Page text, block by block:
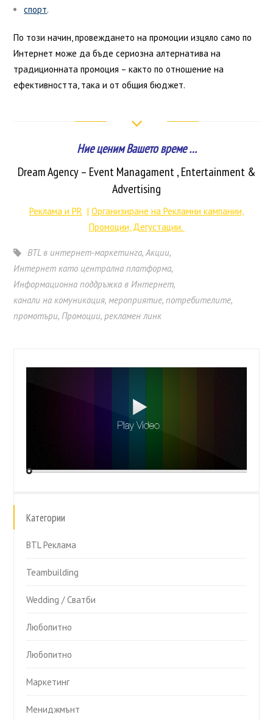
спорт.
По този начин, провеждането на промоции изцяло само по
Интернет може да бъде сериозна алтернатива на
традиционната промоция – както по отношение на
ефективността, така и от общия бюджет.
Ние ценим Вашето време …
Dream Agency – Event Managament, Entertainment &
Advertising
Реклама и PR | Организиране на Рекламни кампании,
Промоции, Дегустации.
BTL в интернет-маркетингa,Акции,
Интернет като централна платформа,
Информационна поддръжка в Интернет,
канали на комуникация, мероприятие,потребителите,
промотъри, Промоции, рекламен линк
Категории
BTL Реклама
Teambuilding
Wedding / Сватби
Любопитно
Любопитно
Маркетинг
Мениджмънт